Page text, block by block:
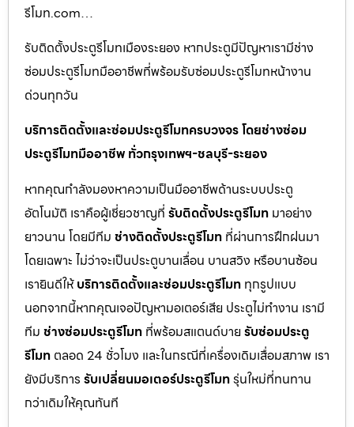
รีโมท.com…
รับติดตั้งประตูรีโมทเมืองระยอง หากประตูมีปัญหาเรามีช่าง
ซ่อมประตูรีโมทมืออาชีพที่พร้อมรับซ่อมประตูรีโมทหน้างาน
ด่วนทุกวัน
บริการติดตั้งและซ่อมประตูรีโมทครบวงจร โดยช่างซ่อม
ประตูรีโมทมืออาชีพ ทั่วกรุงเทพฯ-ชลบุรี-ระยอง
หากคุณกำลังมองหาความเป็นมืออาชีพด้านระบบประตู
อัตโนมัติ เราคือผู้เชี่ยวชาญที่ รับติดตั้งประตูรีโมท มาอย่าง
ยาวนาน โดยมีทีม ช่างติดตั้งประตูรีโมท ที่ผ่านการฝึกฝนมา
โดยเฉพาะ ไม่ว่าจะเป็นประตูบานเลื่อน บานสวิง หรือบานซ้อน
เรายินดีให้บริการติดตั้งและซ่อมประตูรีโมท ทุกรูปแบบ
นอกจากนี้หากคุณเจอปัญหามอเตอร์เสีย ประตูไม่ทำงาน เรามี
ทีม ช่างซ่อมประตูรีโมท ที่พร้อมสแตนด์บาย รับซ่อมประตู
รีโมท ตลอด 24 ชั่วโมง และในกรณีที่เครื่องเดิมเสื่อมสภาพ เรา
ยังมีบริการ รับเปลี่ยนมอเตอร์ประตูรีโมทรุ่นใหม่ที่ทนทาน
กว่าเดิมให้คุณทันที